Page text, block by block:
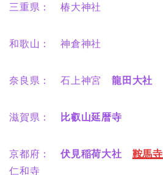
三重県： 椿大神社
和歌山： 神倉神社
奈良県： 石上神宮 龍田大社
滋賀県： 比叡山延暦寺
京都府： 伏見稲荷大社 鞍馬寺
仁和寺